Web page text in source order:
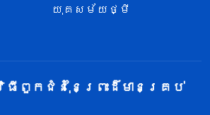
យុគសម័យថ្មី
ធីពួកជំនុំនៃព្រះដ៏មានគ្រប់